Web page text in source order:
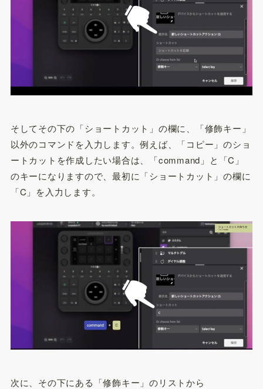
そしてその下の「ショートカット」の欄に、「修飾キー」
以外のコマンドを入力します。例えば、「コピー」のショ
ートカットを作成したい場合は、「command」と「C」
のキーになりますので、最初に「ショートカット」の欄に
「C」を入力します。
次に、その下にある「修飾キー」のリストから